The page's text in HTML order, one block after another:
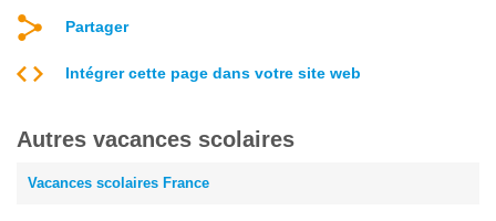
Partager
Intégrer cette page dans votre site web
Autres vacances scolaires
Vacances scolaires France